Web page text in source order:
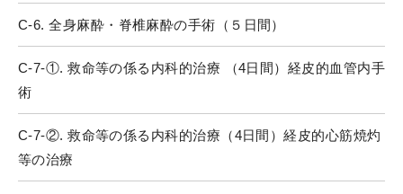
C-6. 全身麻酔・脊椎麻酔の手術（５日間）
C-7-①. 救命等の係る内科的治療 （4日間）経皮的血管内手
術
C-7-②. 救命等の係る内科的治療（4日間）経皮的心筋焼灼
等の治療